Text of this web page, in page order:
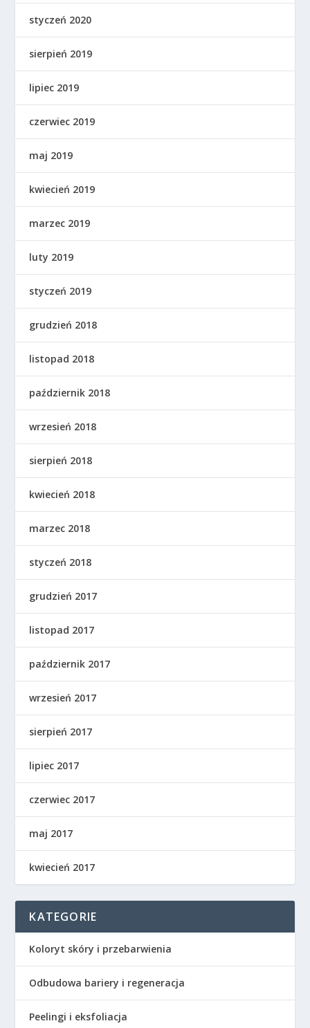
styczeń 2020
sierpień 2019
lipiec 2019
czerwiec 2019
maj 2019
kwiecień 2019
marzec 2019
luty 2019
styczeń 2019
grudzień 2018
listopad 2018
październik 2018
wrzesień 2018
sierpień 2018
kwiecień 2018
marzec 2018
styczeń 2018
grudzień 2017
listopad 2017
październik 2017
wrzesień 2017
sierpień 2017
lipiec 2017
czerwiec 2017
maj 2017
kwiecień 2017
KATEGORIE
Koloryt skóry i przebarwienia
Odbudowa bariery i regeneracja
Peelingi i eksfoliacja